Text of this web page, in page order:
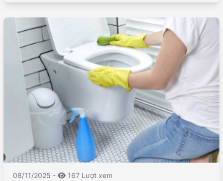
08/11/2025 - 167 Lượt xem